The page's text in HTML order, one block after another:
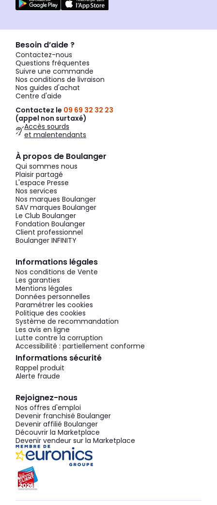
Besoin d’aide ?
Contactez-nous
Questions fréquentes
Suivre une commande
Nos conditions de livraison
Nos guides d'achat
Centre d'aide
Contactez le 09 69 32 32 23
(appel non surtaxé)
Accès sourds
et malentendants
À propos de Boulanger
Qui sommes nous
Plaisir partagé
L'espace Presse
Nos services
Nos marques Boulanger
SAV marques Boulanger
Le Club Boulanger
Fondation Boulanger
Client professionnel
Boulanger INFINITY
Informations légales
Nos conditions de Vente
Les garanties
Mentions légales
Données personnelles
Paramétrer les cookies
Politique des cookies
Système de recommandation
Les avis en ligne
Lutte contre la corruption
Accessibilité : partiellement conforme
Informations sécurité
Rappel produit
Alerte fraude
Rejoignez-nous
Nos offres d'emploi
Devenir franchisé Boulanger
Devenir affilié Boulanger
Découvrir la Marketplace
Devenir vendeur sur la Marketplace